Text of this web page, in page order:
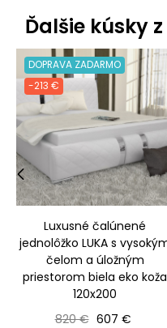
Ďalšie kúsky
DOPRAVA ZADARMO
-213 €
Luxusné čalúnené
jednolôžko LUKA s
čelom a úložným
priestorom biela eko koža
120x200
Bežná cena
820 € Cena
607 €
‹